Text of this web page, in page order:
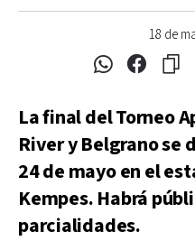
18 de
La final del Torneo
River y Belgrano se
24 de mayo en el
Kempes. Habrá
parcialidades.